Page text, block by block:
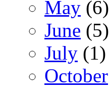
May (6)
June (5)
July (1)
October